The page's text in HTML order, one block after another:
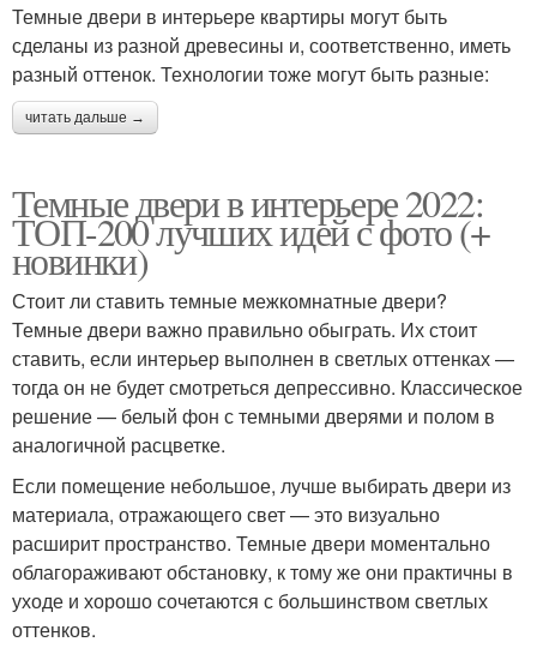
Темные двери в интерьере квартиры могут быть
сделаны из разной древесины и, соответственно, иметь
разный оттенок. Технологии тоже могут быть разные:
читать дальше →
Темные двери в интерьере 2022:
ТОП-200 лучших идей с фото (+
новинки)
Стоит ли ставить темные межкомнатные двери?
Темные двери важно правильно обыграть. Их стоит
ставить, если интерьер выполнен в светлых оттенках —
тогда он не будет смотреться депрессивно. Классическое
решение — белый фон с темными дверями и полом в
аналогичной расцветке.
Если помещение небольшое, лучше выбирать двери из
материала, отражающего свет — это визуально
расширит пространство. Темные двери моментально
облагораживают обстановку, к тому же они практичны в
уходе и хорошо сочетаются с большинством светлых
оттенков.